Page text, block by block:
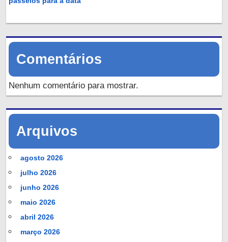
Comentários
Nenhum comentário para mostrar.
Arquivos
agosto 2026
julho 2026
junho 2026
maio 2026
abril 2026
março 2026